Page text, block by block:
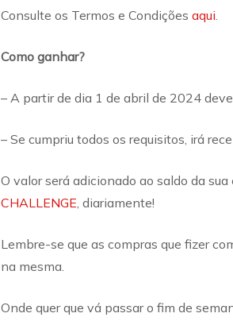
Consulte os Termos e Condições aqui.
Como ganhar?
– A partir de dia 1 de abril de 2024
– Se cumpriu todos os requisitos, irá
O valor será adicionado ao saldo da
CHALLENGE, diariamente!
Lembre-se que as compras que fizer
na mesma.
Onde quer que vá passar o fim de